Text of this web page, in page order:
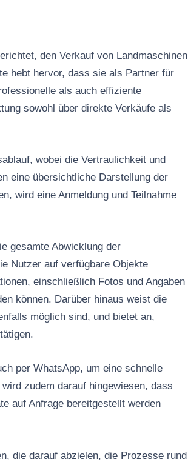
den Verkauf von Landmaschinen
hebt hervor, dass sie als Partner für
als auch effiziente
sowohl über direkte Verkäufe als
wobei die Vertraulichkeit und
eine übersichtliche Darstellung der
wird eine Anmeldung und Teilnahme
gesamte Abwicklung der
Nutzer auf verfügbare Objekte
einschließlich Fotos und Angaben
können. Darüber hinaus weist die
möglich sind, und bietet an,
per WhatsApp, um eine schnelle
zudem darauf hingewiesen, dass
auf Anfrage bereitgestellt werden
die darauf abzielen, die Prozesse rund